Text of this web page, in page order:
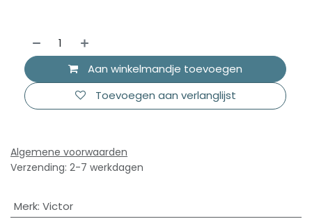
Aan winkelmandje toevoegen
Toevoegen aan verlanglijst
Algemene voorwaarden
Verzending: 2-7 werkdagen
Merk: Victor